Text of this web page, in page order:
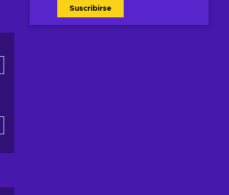
Suscribirse